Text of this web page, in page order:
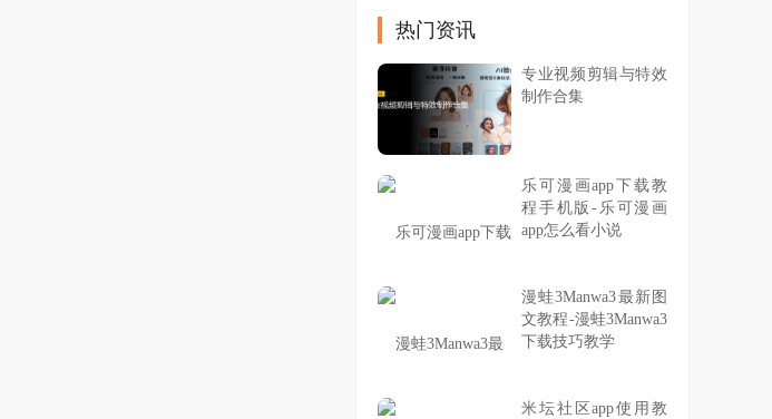
热门资讯
专业视频剪辑与特效
制作合集
乐可漫画app下载教
程手机版-乐可漫画
app怎么看小说
漫蛙3Manwa3最新图
文教程-漫蛙3Manwa3
下载技巧教学
米坛社区app使用教